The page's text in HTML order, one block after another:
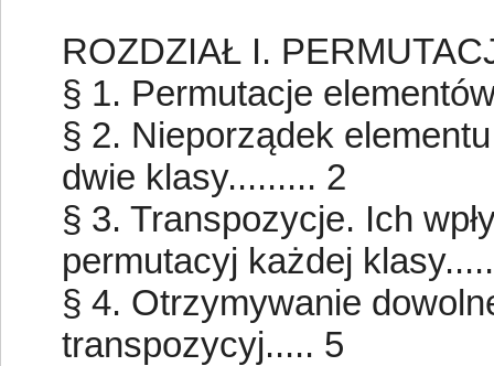
ROZDZIAŁ I.
§ 1. Permutacje
§ 2. Nieporządek
dwie klasy......... 2
§ 3. Transpozycje. Ich
permutacyj każdej
§ 4. Otrzymywanie
transpozycyj..... 5